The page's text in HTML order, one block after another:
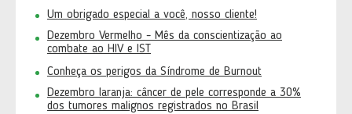
Um obrigado especial a você, nosso cliente!
Dezembro Vermelho - Mês da conscientização ao
combate ao HIV e IST
Conheça os perigos da Síndrome de Burnout
Dezembro laranja: câncer de pele corresponde a 30%
dos tumores malignos registrados no Brasil